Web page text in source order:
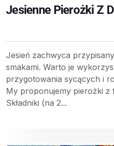
Jesienne Pierożki Z
Jesień zachwyca
smakami. Warto je
przygotowania sycących i
My proponujemy pierożki z
Składniki (na 2...